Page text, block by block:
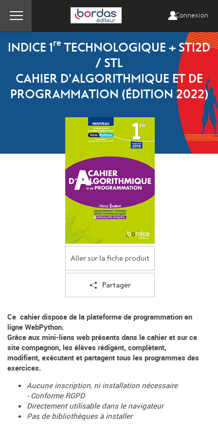
Connexion
INDICE 1re TECHNOLOGIQUE + STI2D
/ STL
CAHIER D'ALGORITHMIQUE ET DE
PROGRAMMATION (ÉDITION 2022)
Aller sur la fiche produit
Partager
Ce cahier dispose de la plateforme de programmation en
ligne WebPython.
Grâce aux mini-liens web présents dans le cahier et sur ce
site compagnon, les élèves rédigent, complètent,
modifient, exécutent et partagent tous les programmes des
exercices.
Aucune inscription, ni installation nécessaire
- Conforme RGPD
Directement utilisable dans le navigateur
Pas de bibliothèques à installer